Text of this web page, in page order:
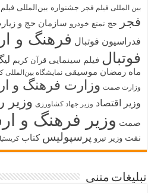
بین المللی فیلم فجر جشنواره بین‌المللی
فجر
حج تمتع خودرو سازمان حج و
فدراسیون فوتبال فرهنگ و
فوتبال فیلم سینمایی قرآن کریم
ماه رمضان موسیقی نمایشگاه بین‌المللی
وزارت صمت وزارت فرهنگ و
وزیر اقتصاد وزیر جهاد کشاورزی وزیر
صمت وزیر فرهنگ و
نفت وزیر نیرو پرسپولیس کتاب
تبلیغات متنی